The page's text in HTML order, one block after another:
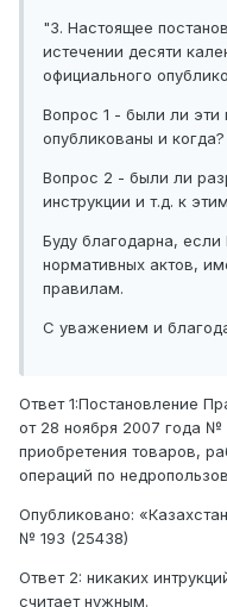
"3. Настоящее
истечении десяти
официального
Вопрос 1 - были ли эти
опубликованы и когда?
Вопрос 2 - были ли
инструкции и т.д. к
Буду благодарна,
нормативных актов,
правилам.
С уважением и
Ответ 1:Постановление
от 28 ноября 2007 года
приобретения товаров,
операций по
Опубликовано:
№ 193 (25438)
Ответ 2: никаких
считает нужным.